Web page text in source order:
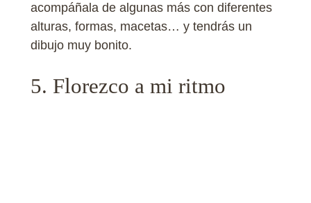
acompáñala de algunas más con diferentes
alturas, formas, macetas… y tendrás un
dibujo muy bonito.
5. Florezco a mi ritmo